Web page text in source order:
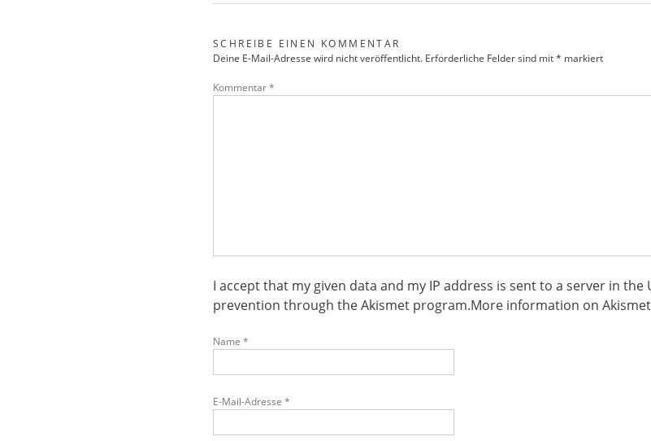
SCHREIBE EINEN KOMMENTAR
Deine E-Mail-Adresse wird nicht veröffentlicht. Erforderliche Felder sind mit* markiert
Kommentar*
I accept that my given data and my IP address is sent to a server in
prevention through theAkismet program.More information on
Name *
E-Mail-Adresse *